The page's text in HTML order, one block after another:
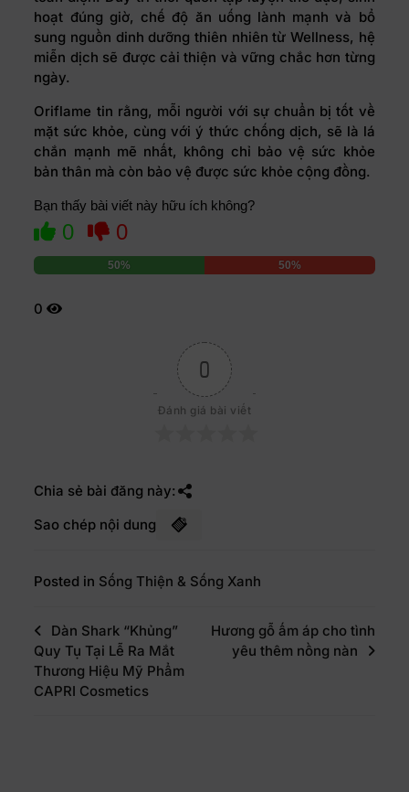
hoạt đúng giờ, chế độ ăn uống lành mạnh và bổ
sung nguồn dinh dưỡng thiên nhiên từ Wellness, hệ
miễn dịch sẽ được cải thiện và vững chắc hơn từng
ngày.
Oriflame tin rằng, mỗi người với sự chuẩn bị tốt về
mặt sức khỏe, cùng với ý thức chống dịch, sẽ là lá
chắn mạnh mẽ nhất, không chỉ bảo vệ sức khỏe
bản thân mà còn bảo vệ được sức khỏe cộng đồng.
Bạn thấy bài viết này hữu ích không?
0 0
50% 50%
0
0
Đánh giá bài viết
Chia sẻ bài đăng này:
Sao chép nội dung
Posted in Sống Thiện & Sống Xanh
Dàn Shark “Khủng”
Quy Tụ Tại Lễ Ra Mắt
Thương Hiệu Mỹ Phẩm
CAPRI Cosmetics
Hương gỗ ấm áp cho tình
yêu thêm nồng nàn